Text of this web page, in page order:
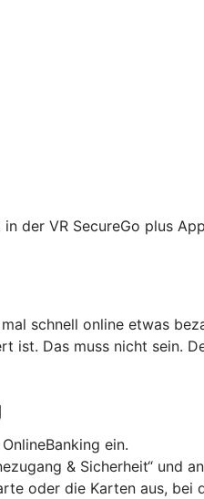
der VR SecureGo plus
schnell online etwas
ist. Das muss nicht sein.
ein.
& Sicherheit“ und
oder die Karten aus,